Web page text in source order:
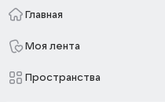
Главная
Моя лента
Пространства